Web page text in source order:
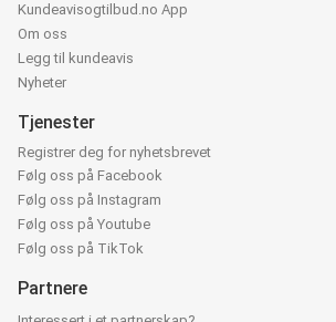
Kundeavisogtilbud.no App
Om oss
Legg til kundeavis
Nyheter
Tjenester
Registrer deg for nyhetsbrevet
Følg oss på Facebook
Følg oss på Instagram
Følg oss på Youtube
Følg oss på TikTok
Partnere